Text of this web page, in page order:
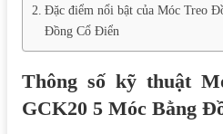
Đặc điểm nổi bật của Móc Treo
Đồng Cổ Điển
Thông số kỹ thuật
GCK20 5 Móc Bằng